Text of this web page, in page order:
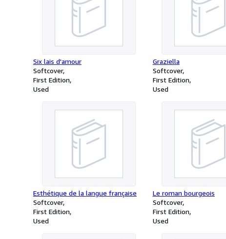
Six lais d'amour
Softcover
First Edition
Used
Graziella
Softcover
First Edition
Used
Esthétique de la langue française
Softcover
First Edition
Used
Le roman bourgeois
Softcover
First Edition
Used